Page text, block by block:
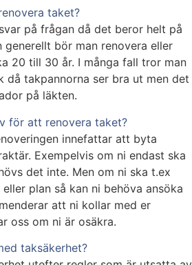
taket?
på frågan då det beror helt på
generellt bör man renovera eller
20 till 30 år. I många fall tror man
takpannorna ser bra ut men det
på läkten.
för att renovera taket?
innefattar att byta
Exempelvis om ni endast ska
det inte. Men om ni ska t.ex
plan så kan ni behöva ansöka
att ni kollar med er
oss om ni är osäkra.
taksäkerhet?